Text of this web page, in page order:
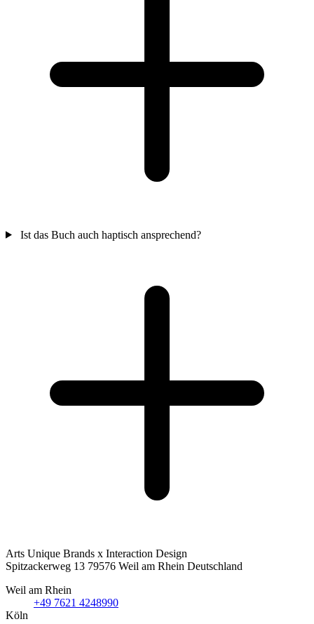
Ist das Buch auch haptisch ansprechend?
Arts Unique Brands x Interaction Design
Spitzackerweg 13 79576 Weil am Rhein Deutschland
Weil am Rhein
+49 7621 4248990
Köln